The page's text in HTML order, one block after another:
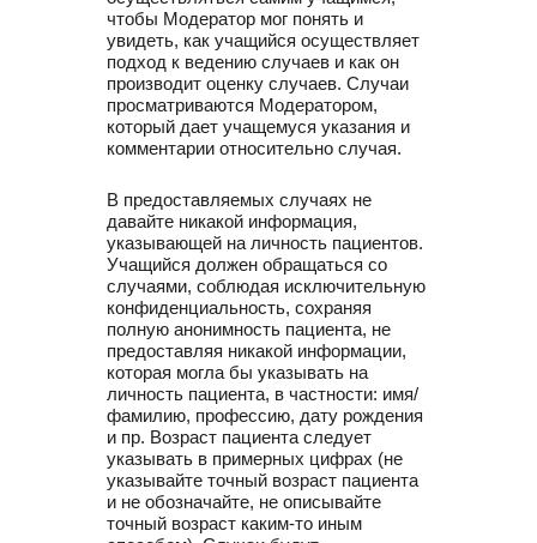
чтобы Модератор мог понять и
увидеть, как учащийся осуществляет
подход к ведению случаев и как он
производит оценку случаев. Случаи
просматриваются Модератором,
который дает учащемуся указания и
комментарии относительно случая.
В предоставляемых случаях не
давайте никакой информация,
указывающей на личность пациентов.
Учащийся должен обращаться со
случаями, соблюдая исключительную
конфиденциальность, сохраняя
полную анонимность пациента, не
предоставляя никакой информации,
которая могла бы указывать на
личность пациента, в частности: имя/
фамилию, профессию, дату рождения
и пр. Возраст пациента следует
указывать в примерных цифрах (не
указывайте точный возраст пациента
и не обозначайте, не описывайте
точный возраст каким-то иным